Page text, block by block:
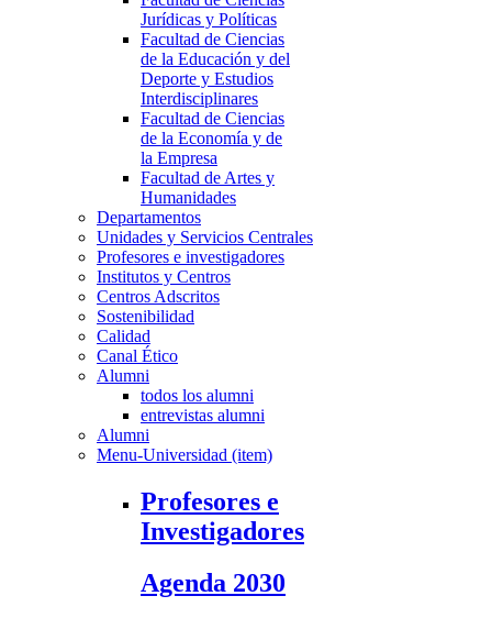
Jurídicas y Políticas
Facultad de Ciencias
de la Educación y del
Deporte y Estudios
Interdisciplinares
Facultad de Ciencias
de la Economía y de
la Empresa
Facultad de Artes y
Humanidades
Departamentos
Unidades y Servicios Centrales
Profesores e investigadores
Institutos y Centros
Centros Adscritos
Sostenibilidad
Calidad
Canal Ético
Alumni
todos los alumni
entrevistas alumni
Alumni
Menu-Universidad (item)
Profesores e
Investigadores
Agenda 2030